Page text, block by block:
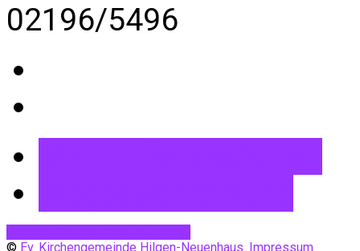
02196/5496
© Ev. Kirchengemeinde Hilgen-Neuenhaus. Impressum